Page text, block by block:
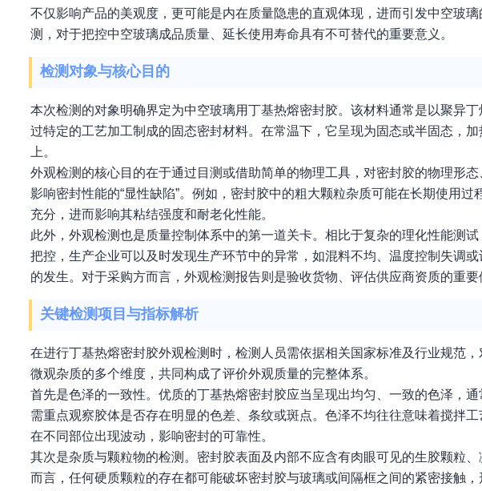
不仅影响产品的美观度，更可能是内在质量隐患的直观体现，进而引发中空玻
测，对于把控中空玻璃成品质量、延长使用寿命具有不可替代的重要意义。
检测对象与核心目的
本次检测的对象明确界定为中空玻璃用丁基热熔密封胶。该材料通常是以聚异
过特定的工艺加工制成的固态密封材料。在常温下，它呈现为固态或半固态，
上。
外观检测的核心目的在于通过目测或借助简单的物理工具，对密封胶的物理形
影响密封性能的“显性缺陷”。例如，密封胶中的粗大颗粒杂质可能在长期使用
充分，进而影响其粘结强度和耐老化性能。
此外，外观检测也是质量控制体系中的第一道关卡。相比于复杂的理化性能测
把控，生产企业可以及时发现生产环节中的异常，如混料不均、温度控制失调
的发生。对于采购方而言，外观检测报告则是验收货物、评估供应商资质的重要
关键检测项目与指标解析
在进行丁基热熔密封胶外观检测时，检测人员需依据相关国家标准及行业规范
微观杂质的多个维度，共同构成了评价外观质量的完整体系。
首先是色泽的一致性。优质的丁基热熔密封胶应当呈现出均匀、一致的色泽，
需重点观察胶体是否存在明显的色差、条纹或斑点。色泽不均往往意味着搅拌
在不同部位出现波动，影响密封的可靠性。
其次是杂质与颗粒物的检测。密封胶表面及内部不应含有肉眼可见的生胶颗粒
而言，任何硬质颗粒的存在都可能破坏密封胶与玻璃或间隔框之间的紧密接触